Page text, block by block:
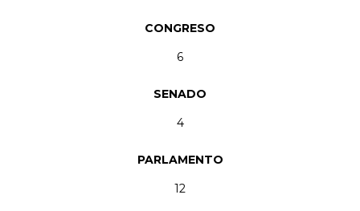
CONGRESO
6
SENADO
4
PARLAMENTO
12